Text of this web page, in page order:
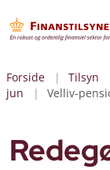
Forside Tilsyn
jun
Velliv-